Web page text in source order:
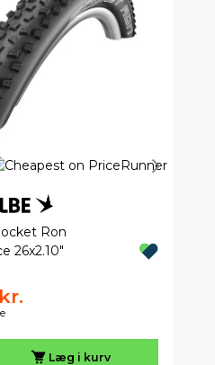
Ron
26x2.10"
Læg i kurv